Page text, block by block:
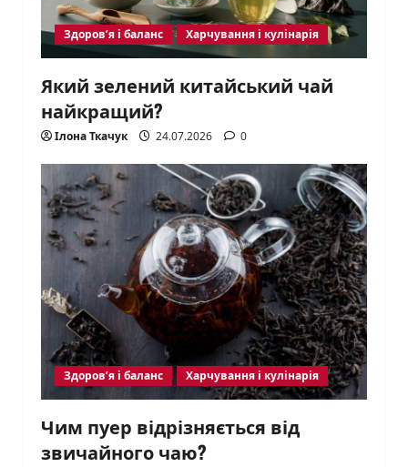
Здоров’я і баланс Харчування і кулінарія
Який зелений китайський чай
найкращий?
Ілона Ткачук 24.07.2026 0
Здоров’я і баланс Харчування і кулінарія
Чим пуер відрізняється від
звичайного чаю?